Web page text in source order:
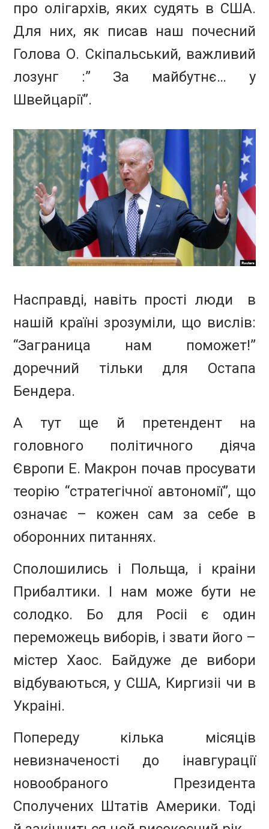
про олігархів, яких судять в США.
Для них, як писав наш почесний
Голова О. Скіпальський, важливий
лозунг :” За майбутнє… у
Швейцарії”.
Насправді, навіть прості люди в
нашій країні зрозуміли, що вислів:
“Заграница нам поможет!”
доречний тільки для Остапа
Бендера.
А тут ще й претендент на
головного політичного діяча
Європи Е. Макрон почав просувати
теорію “стратегічної автономії”, що
означає – кожен сам за себе в
оборонних питаннях.
Сполошились і Польща, і краіни
Прибалтики. І нам може бути не
солодко. Бо для Росіі є один
переможець виборів, і звати його –
містер Хаос. Байдуже де вибори
відбуваються, у США, Киргизіі чи в
Украіні.
Попереду кілька місяців
невизначеності до інавгурації
новообраного Президента
Сполучених Штатів Америки.Тоді